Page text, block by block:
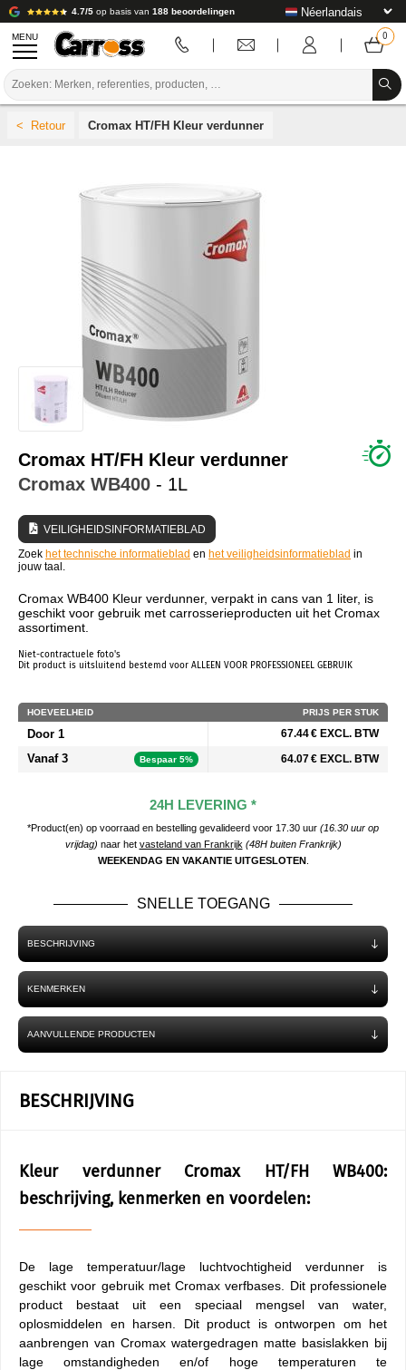
4.7/5 op basis van 188 beoordelingen
MENU
VOORBEREIDING / VERVEN / AFWERKING
VERBRUIKSARTIKELEN VOOR CARROSSERIE
GEREEDSCHAP VOOR CARROSSERIE
UITRUSTING VOOR CARROSSERIE
LABORATORIUMINSTALLATIE
HANDLEIDING & ADVIES
Cromax HT/FH Kleur verdunner
Cromax HT/FH Kleur verdunner
Cromax WB400 - 1L
VEILIGHEIDSINFORMATIEBLAD
Zoek het technische informatieblad en het veiligheidsinformatieblad in
jouw taal.
Cromax WB400 Kleur verdunner, verpakt in cans van 1 liter, is
geschikt voor gebruik met carrosserieproducten uit het Cromax
assortiment.
Niet-contractuele foto's
Dit product is uitsluitend bestemd voor ALLEEN VOOR PROFESSIONEEL GEBRUIK
HOEVEELHEID PRIJS PER STUK
Door 1 67.44 € EXCL. BTW
Vanaf 3 Bespaar 5% 64.07 € EXCL. BTW
24H LEVERING *
*Product(en) op voorraad en bestelling gevalideerd voor 17.30 uur (16.30 uur op
vrijdag) naar het vasteland van Frankrijk (48H buiten Frankrijk)
WEEKENDAG EN VAKANTIE UITGESLOTEN.
SNELLE TOEGANG
BESCHRIJVING
KENMERKEN
AANVULLENDE PRODUCTEN
BESCHRIJVING
Kleur verdunner Cromax HT/FH WB400:
beschrijving, kenmerken en voordelen:
De lage temperatuur/lage luchtvochtigheid verdunner is
geschikt voor gebruik met Cromax verfbases. Dit professionele
product bestaat uit een speciaal mengsel van water,
oplosmiddelen en harsen. Dit product is ontworpen om het
aanbrengen van Cromax watergedragen matte basislakken bij
lage omstandigheden en/of hoge temperaturen te